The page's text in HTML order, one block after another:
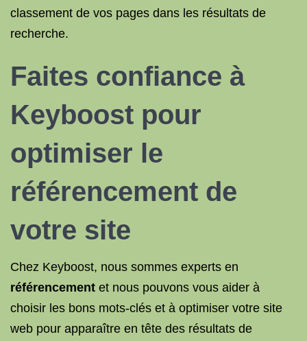
classement de vos pages dans les résultats de
recherche.
Faites confiance à
Keyboost pour
optimiser le
référencement de
votre site
Chez Keyboost, nous sommes experts en
référencement et nous pouvons vous aider à
choisir les bons mots-clés et à optimiser votre site
web pour apparaître en tête des résultats de